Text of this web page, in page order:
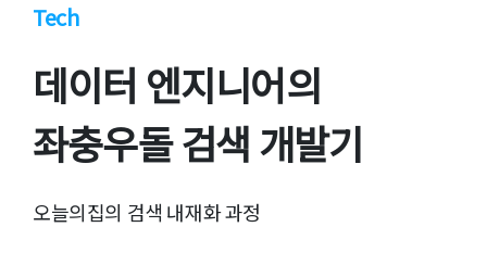
Tech
데이터 엔지니어의
좌충우돌 검색 개발기
오늘의집의 검색 내재화 과정